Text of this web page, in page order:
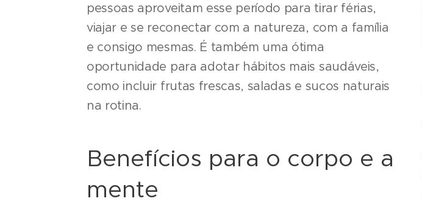
pessoas aproveitam esse período para tirar férias,
viajar e se reconectar com a natureza, com a família
e consigo mesmas. É também uma ótima
oportunidade para adotar hábitos mais saudáveis,
como incluir frutas frescas, saladas e sucos naturais
na rotina.
Benefícios para o corpo e a
mente